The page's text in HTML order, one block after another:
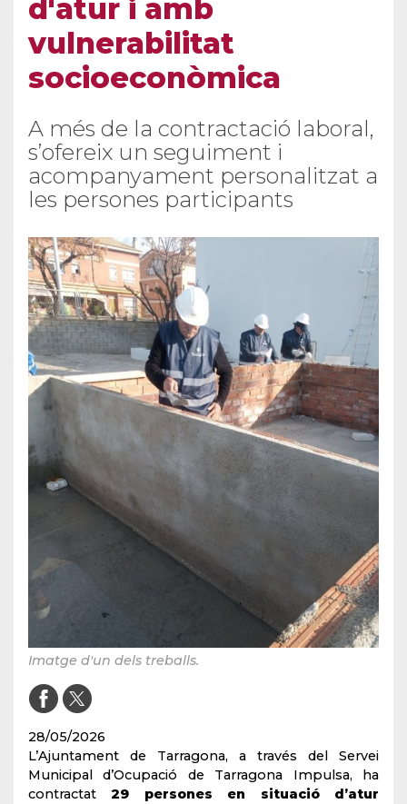
d'atur i amb
vulnerabilitat
socioeconòmica
A més de la contractació laboral,
s’ofereix un seguiment i
acompanyament personalitzat a
les persones participants
Imatge d'un dels treballs.
28/05/2026
L’Ajuntament de Tarragona, a través del Servei
Municipal d’Ocupació de Tarragona Impulsa, ha
contractat29 persones
en situació d’atur